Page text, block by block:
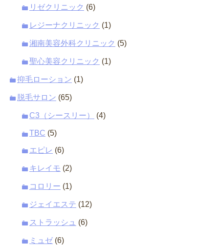
リゼクリニック (6)
レジーナクリニック (1)
湘南美容外科クリニック (5)
聖心美容クリニック (1)
抑毛ローション (1)
脱毛サロン (65)
C3（シースリー） (4)
TBC (5)
エピレ (6)
キレイモ (2)
コロリー (1)
ジェイエステ (12)
ストラッシュ (6)
ミュゼ (6)